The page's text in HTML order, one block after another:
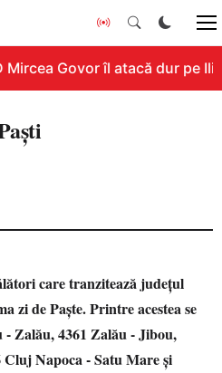
Mircea Govor îl atacă dur pe
care tranzitează judeţul
zi de Paşte. Printre acestea se
Zalău, 4361 Zalău - Jibou,
Napoca - Satu Mare şi